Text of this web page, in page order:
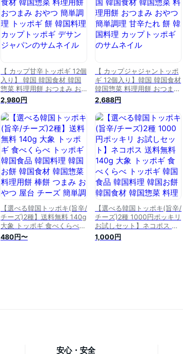
【 カップ甘辛トッポギ 12個
入り】 韓国 韓国食材 韓国
惣菜 料理用餅 おつまみ お
やつ 簡単調理 トッポギ 餅
韓国料理 カップトッポギ デ
サンジャパン
2,980円
【 カップジャジャントッポ
ギ 12個入り】韓国 韓国食材
韓国惣菜 料理用餅 おつまみ
おやつ 簡単調理 甘辛たれ
餅 韓国料理 カップトッポギ
2,688円
【選べる韓国トッポキ(旨辛/
チーズ)2種】送料無料 140g
大象 トッポギ 食べくらべ
トッポギ 韓国食品 韓国料理
韓国お餅 韓国食材 韓国惣菜
480円〜
【選べる韓国トッポキ(旨辛/
チーズ)2種 1000円ポッキリ
お試しセット】ネコポス 送
料無料 140g 大象 トッポギ
食べくらべ トッポギ 韓国食
1,000円
安心・安全